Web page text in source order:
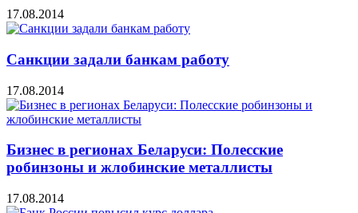
17.08.2014
Санкции задали банкам работу
17.08.2014
Бизнес в регионах Беларуси: Полесские
робинзоны и жлобинские металлисты
17.08.2014